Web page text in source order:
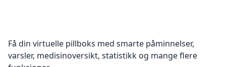
Få din virtuelle pillboks med smarte påminnelser,
varsler, medisinoversikt, statistikk og mange flere